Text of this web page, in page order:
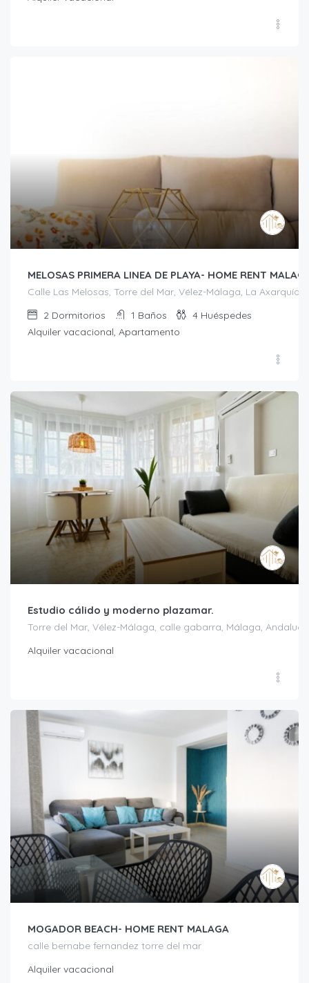
MELOSAS PRIMERA LINEA DE PLAYA- HOME RENT
Calle Las Melosas, Torre del Mar, Vélez-Málaga, La Axarquía,
2 Dormitorios 1 Baños 4 Huéspedes
Alquiler vacacional, Apartamento
Estudio cálido y moderno plazamar.
Torre del Mar, Vélez-Málaga, calle gabarra, Málaga,
Alquiler vacacional
MOGADOR BEACH- HOME RENT MALAGA
calle bernabe fernandez torre del mar
Alquiler vacacional